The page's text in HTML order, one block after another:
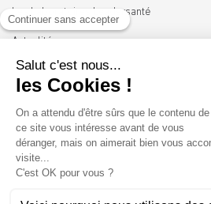
Les Laboratoires Leadersanté
Actualités
Nous rejoindre
92100 BOULOGNE-BILLANCOURT
01 41 05 45 62
contact@leadersante.fr